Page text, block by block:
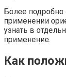
Более подробно
применении
узнать в
применение.
Как